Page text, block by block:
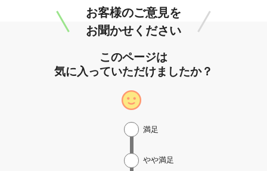
お客様のご意見を
お聞かせください
このページは
気に入っていただけましたか？
やや満足
満足